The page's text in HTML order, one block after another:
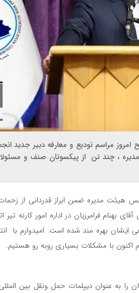
مراسم تودیع و معارفه دبیر جدید
، چند تن از پیکسوتان صنف و
هیئت مدیره ضمن ابراز قدردانی از
بهنام فرامرزیان در اداره امور
ایشان بهره مند شده است. امیدوارم با
با مشکلات بسیاری روبه رو هستیم.
را به عنوان دیپلمات حمل ونقل بین